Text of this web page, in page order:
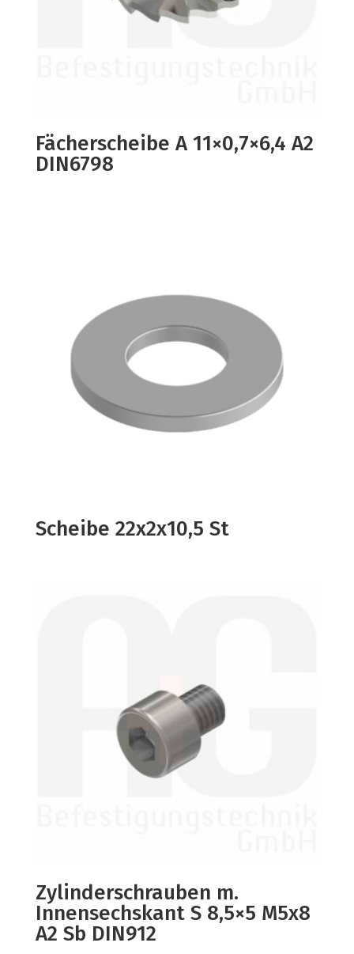
Fächerscheibe A 11×0,7×6,4 A2
DIN6798
Scheibe 22x2x10,5 St
Zylinderschrauben m.
Innensechskant S 8,5×5 M5x8
A2 Sb DIN912